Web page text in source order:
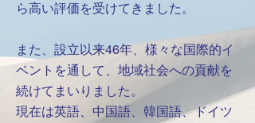
ら高い評価を受けてきました。
また、設立以来46年、様々な国際的イ
ベントを通して、地域社会への貢献を
続けてまいりました。
現在は英語、中国語、韓国語、ドイツ